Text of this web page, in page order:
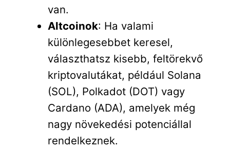
van.
Altcoinok: Ha valami
különlegesebbet keresel,
választhatsz kisebb, feltörekvő
kriptovalutákat, például Solana
(SOL), Polkadot (DOT) vagy
Cardano (ADA), amelyek még
nagy növekedési potenciállal
rendelkeznek.